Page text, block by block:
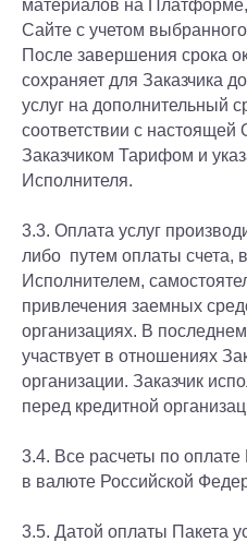
материалов на
Сайте с учетом
После завершения срока
сохраняет для Заказчика
услуг на дополнительный
соответствии с
Заказчиком Тарифом и
Исполнителя.
3.3. Оплата услуг
либо путем оплаты счета,
Исполнителем,
привлечения заемных
организациях. В
участвует в отношениях
организации. Заказчик
перед кредитной
3.4. Все расчеты по оплате
в валюте Российской
3.5. Датой оплаты Пакета